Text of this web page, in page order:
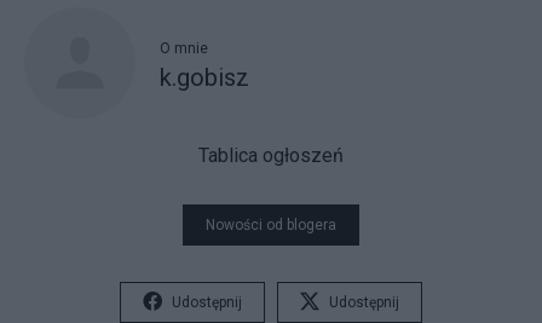
O mnie
k.gobisz
Tablica ogłoszeń
Nowości od blogera
Udostępnij Udostępnij